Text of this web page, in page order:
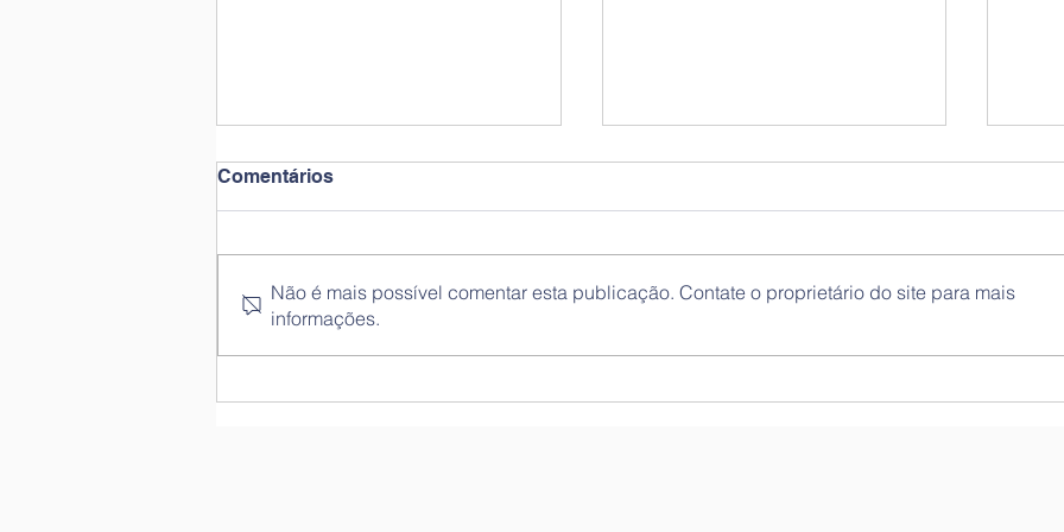
Diagnóstico da Fluência
Exposição “Património
Cidadania”
Comentários
Não é mais possível comentar esta publicação. Contate o proprietário do site para mais
informações.